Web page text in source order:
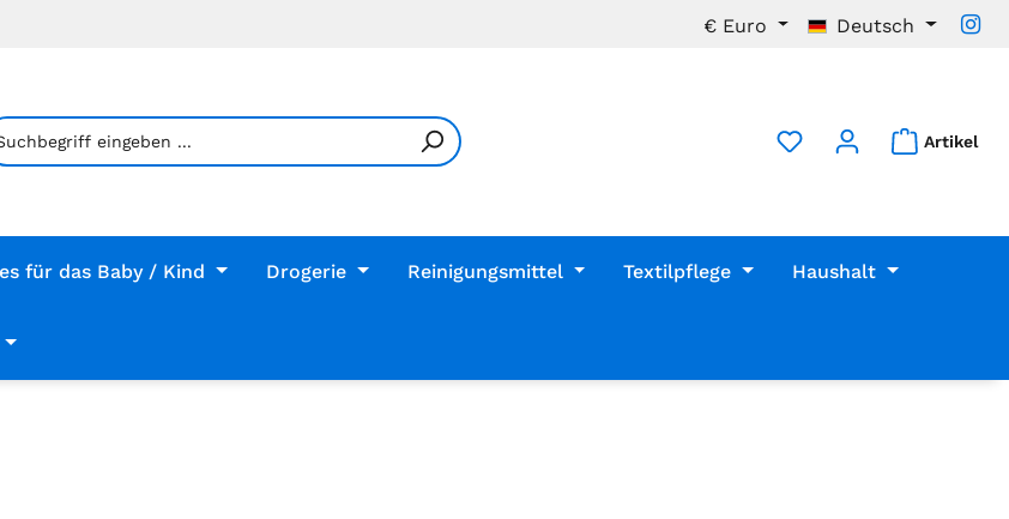
€ Euro Deutsch
Artikel
für das Baby / Kind Drogerie Reinigungsmittel Textilpflege Haushalt